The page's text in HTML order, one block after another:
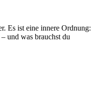
Es ist eine innere Ordnung:
und was brauchst du